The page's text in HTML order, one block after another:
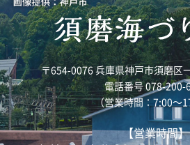
〒654-0076 兵庫県神戸市須磨区
電話番号 078-200-
（営業時間：7:00～
【営業時間】